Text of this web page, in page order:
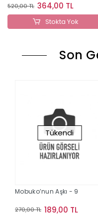
520,00 TL 364,00 TL
Stokta Yok
Son
Tükendi
Mobuko’nun Aşkı - 9
270,00 TL 189,00 TL